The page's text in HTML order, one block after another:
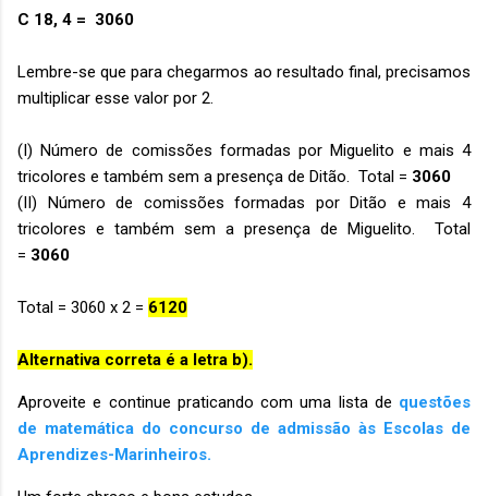
C 18, 4 = 3060
Lembre-se que para chegarmos ao resultado final, precisamos
multiplicar esse valor por 2.
(I) Número de comissões formadas por Miguelito e mais 4
tricolores e também sem a presença de Ditão. Total = 3060
(II) Número de comissões formadas por Ditão e mais 4
tricolores e também sem a presença de Miguelito. Total
= 3060
Total = 3060 x 2 = 6120
Alternativa correta é a letra b).
Aproveite e continue praticando com uma lista de questões
de matemática do concurso de admissão às Escolas de
Aprendizes-Marinheiros.